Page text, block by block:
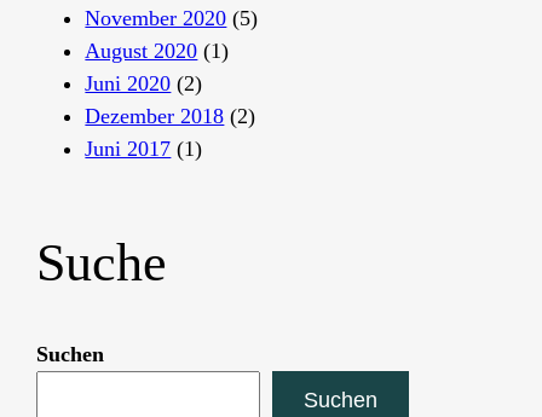
November 2020 (5)
August 2020 (1)
Juni 2020 (2)
Dezember 2018 (2)
Juni 2017 (1)
Suche
Suchen
Suchen